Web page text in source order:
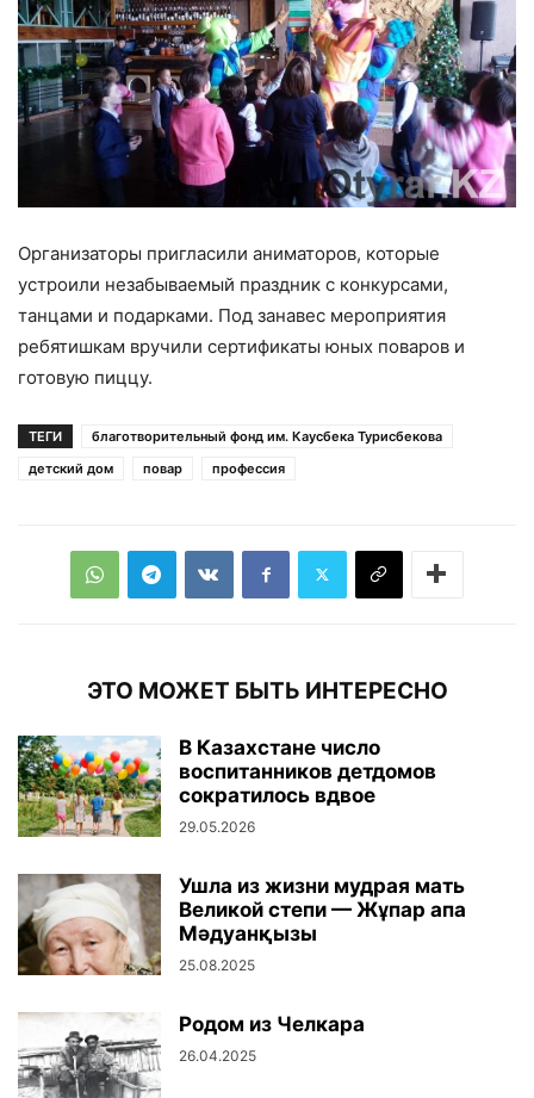
Организаторы пригласили аниматоров, которые
устроили незабываемый праздник с конкурсами,
танцами и подарками. Под занавес мероприятия
ребятишкам вручили сертификаты юных поваров и
готовую пиццу.
ТЕГИ
благотворительный фонд им. Каусбека Турисбекова
детский дом
повар профессия
ЭТО МОЖЕТ БЫТЬ ИНТЕРЕСНО
В Казахстане число
воспитанников детдомов
сократилось вдвое
29.05.2026
Ушла из жизни мудрая мать
Великой степи — Жұпар апа
Мәдуанқызы
25.08.2025
Родом из Челкара
26.04.2025